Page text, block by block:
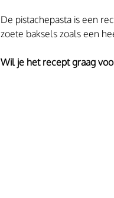
De pistachepasta is een
zoete baksels zoals een
Wil je het recept graag